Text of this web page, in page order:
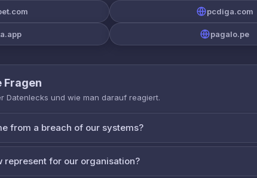
pcdiga.com
pagalo.pe
Fragen
Datenlecks und wie man darauf reagiert.
from a breach of our systems?
represent for our organisation?